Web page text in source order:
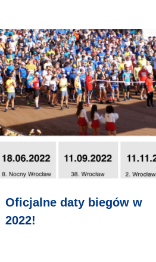
Oficjalne daty biegów w
2022!